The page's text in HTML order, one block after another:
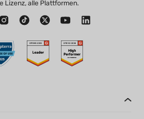
Lizenz, alle Plattformen.